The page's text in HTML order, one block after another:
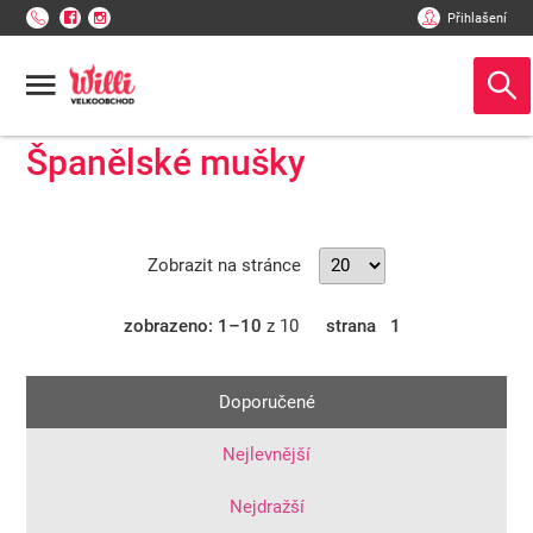
Přihlašení
Španělské mušky
Zobrazit na stránce
zobrazeno: 1–10 z 10 strana 1
Doporučené
Nejlevnější
Nejdražší